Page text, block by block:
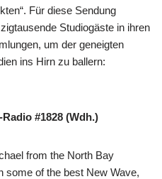
Für diese Sendung
Studiogäste in ihren
um der geneigten
ins Hirn zu ballern:
#1828 (Wdh.)
from the North Bay
some of the best New Wave,